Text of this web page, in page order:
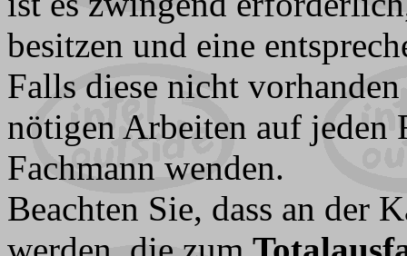
besitzen und eine
Falls diese nicht
nötigen Arbeiten auf jeden
Fachmann wenden.
Beachten Sie, dass an der